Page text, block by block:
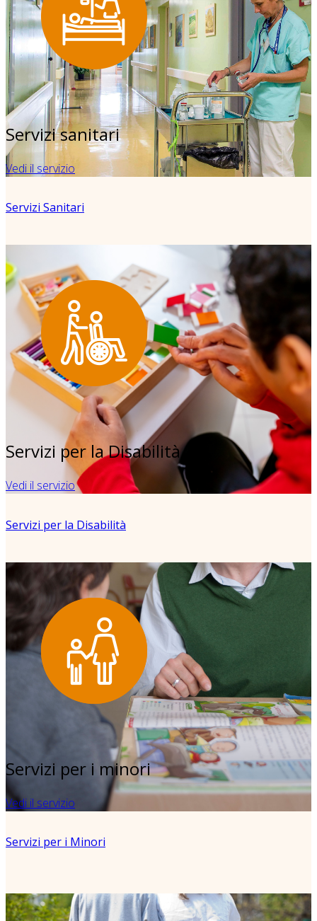
Servizi sanitari
Vedi il servizio
Servizi Sanitari
Servizi per la Disabilità
Vedi il servizio
Servizi per la Disabilità
Servizi per i minori
Vedi il servizio
Servizi per i Minori